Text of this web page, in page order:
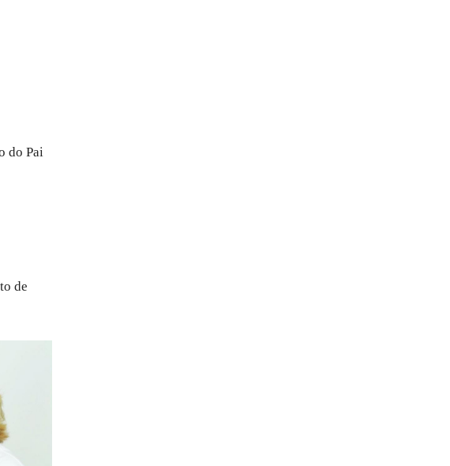
do Pai
de